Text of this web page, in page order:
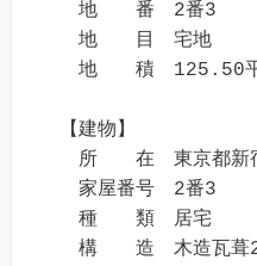
地　　番　2番3
地　　目　宅地
地　　積　125.50
【建物】
所　　在　東京都新
家屋番号　2番3
種　　類　居宅
構　　造　木造瓦葺